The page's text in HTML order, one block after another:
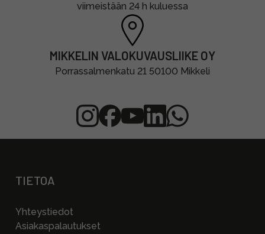
viimeistään 24 h kuluessa
MIKKELIN VALOKUVAUSLIIKE OY
Porrassalmenkatu 21 50100 Mikkeli
TIETOA
Yhteystiedot
Asiakaspalautukset